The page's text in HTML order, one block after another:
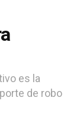
es la
de robo